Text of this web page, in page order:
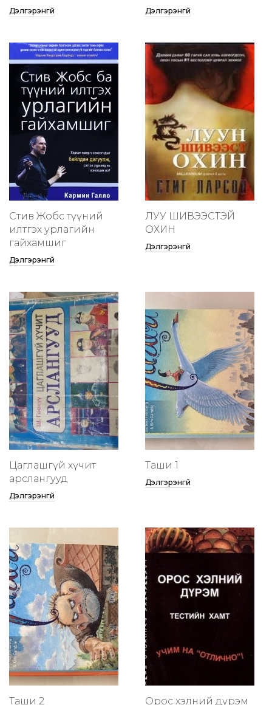
Дэлгэрэнгүй Дэлгэрэнгүй
Стив Жобс түүний
илтгэх урлагийн
гайхамшиг
Дэлгэрэнгүй
ЛУУ ШИВЭЭСТЭЙ
ОХИН
Дэлгэрэнгүй
Цаглашгүй хүчит
арслангууд
Дэлгэрэнгүй
Таши 1
Дэлгэрэнгүй
Таши 2 Орос хэлний дүрэм